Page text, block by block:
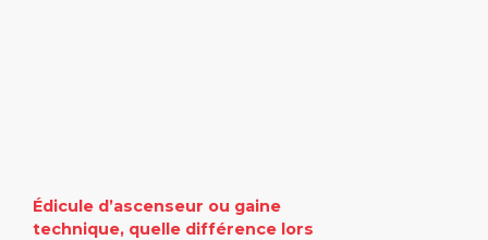
Édicule d’ascenseur ou gaine
technique, quelle différence lors